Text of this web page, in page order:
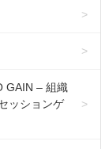
GAIN – 組織
ッションゲ